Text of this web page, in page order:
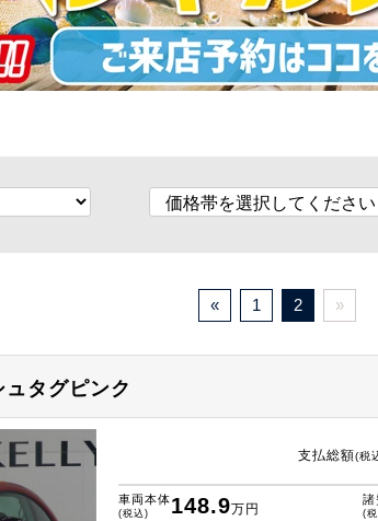
« 1 2
»
ュタグピンク
支払総額(税
車両本体
(税込) 148.9万円
諸
(